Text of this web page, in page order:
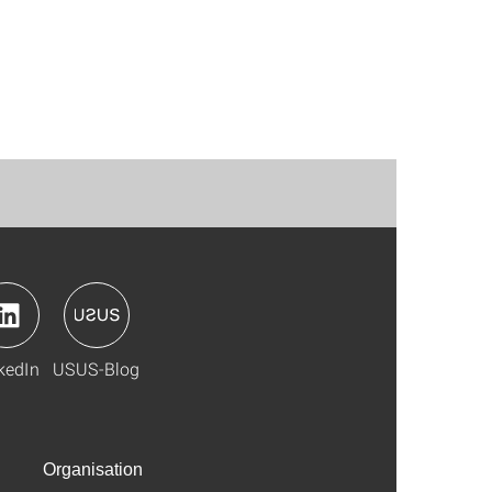
USUS-Blog
Organisation